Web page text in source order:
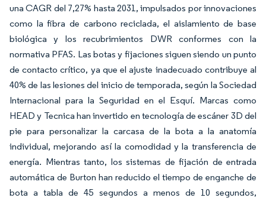
una CAGR del 7,27% hasta 2031, impulsados por innovaciones
como la fibra de carbono reciclada, el aislamiento de base
biológica y los recubrimientos DWR conformes con la
normativa PFAS. Las botas y fijaciones siguen siendo un punto
de contacto crítico, ya que el ajuste inadecuado contribuye al
40% de las lesiones del inicio de temporada, según la Sociedad
Internacional para la Seguridad en el Esquí. Marcas como
HEAD y Tecnica han invertido en tecnología de escáner 3D del
pie para personalizar la carcasa de la bota a la anatomía
individual, mejorando así la comodidad y la transferencia de
energía. Mientras tanto, los sistemas de fijación de entrada
automática de Burton han reducido el tiempo de enganche de
bota a tabla de 45 segundos a menos de 10 segundos,